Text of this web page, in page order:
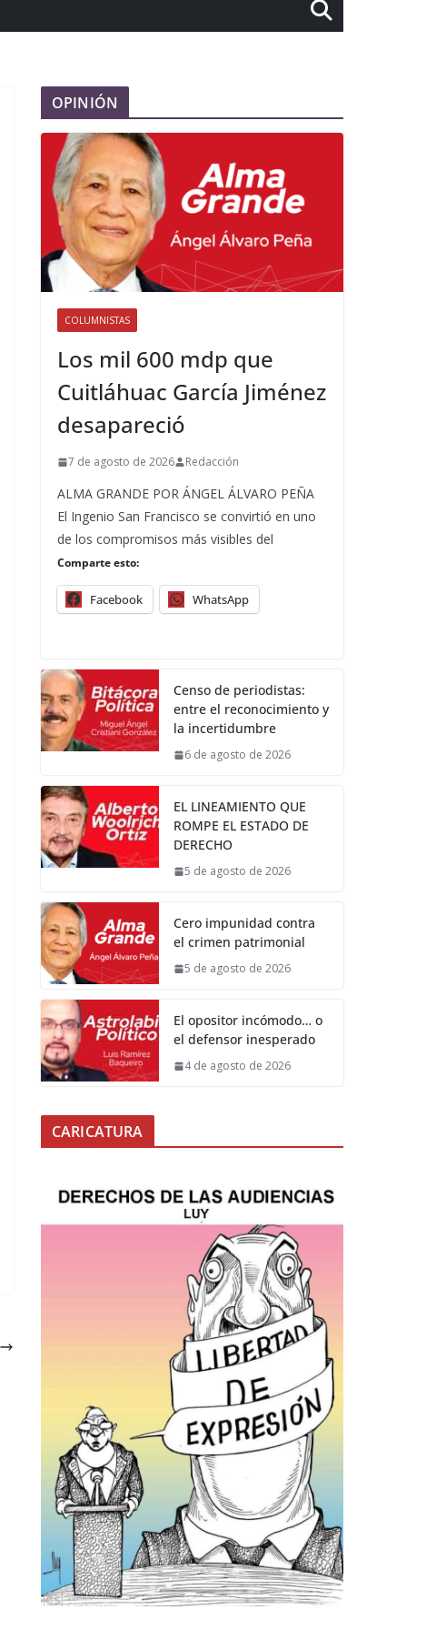
OPINIÓN
COLUMNISTAS
Los mil 600 mdp que
Cuitláhuac García Jiménez
desapareció
7 de agosto de 2026 Redacción
ALMA GRANDE POR ÁNGEL ÁLVARO PEÑA
El Ingenio San Francisco se convirtió en uno
de los compromisos más visibles del
Comparte esto:
Facebook WhatsApp
Censo de periodistas:
entre el reconocimiento y
la incertidumbre
6 de agosto de 2026
EL LINEAMIENTO QUE
ROMPE EL ESTADO DE
DERECHO
5 de agosto de 2026
Cero impunidad contra
el crimen patrimonial
5 de agosto de 2026
El opositor incómodo… o
el defensor inesperado
4 de agosto de 2026
CARICATURA